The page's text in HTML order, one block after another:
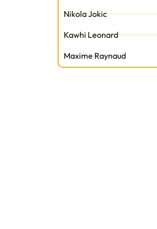
Nikola Jokic
Kawhi Leonard
Maxime Raynaud